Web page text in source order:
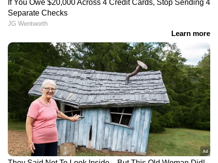
വെച്ച്
LATEST VIDEOS
സ്ത്രീ ആരോഗ്യ സംരക്ഷണത്തിൽ